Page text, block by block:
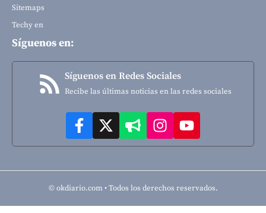
Sitemaps
Techy en
Síguenos en:
Síguenos en Redes Sociales
Recibe las últimas noticias en las redes sociales
© okdiario.com • Todos los derechos reservados.